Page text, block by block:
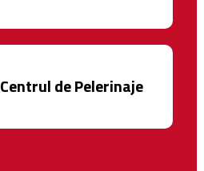
Centrul de Pelerinaje